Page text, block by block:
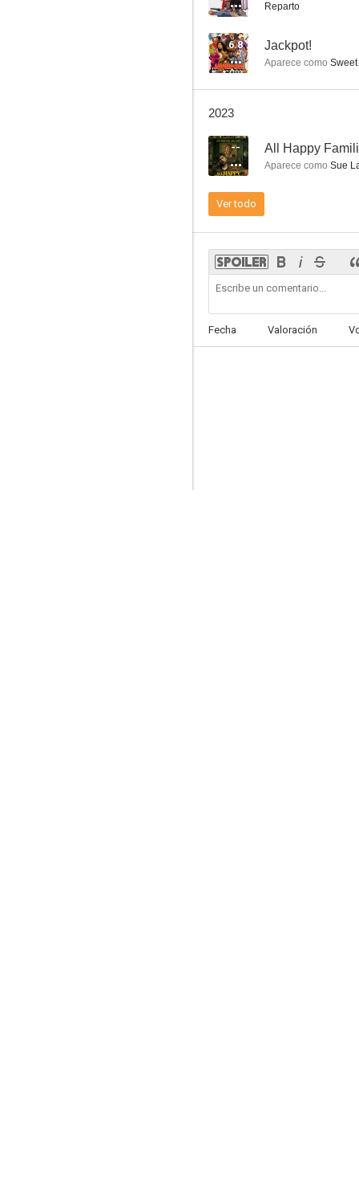
The Good Fight
7.7
Reparto
6.8 Jackpot!
Aparece como
2023
-- All Happy
Aparece como Sue
Ver todo
Fecha Valoración